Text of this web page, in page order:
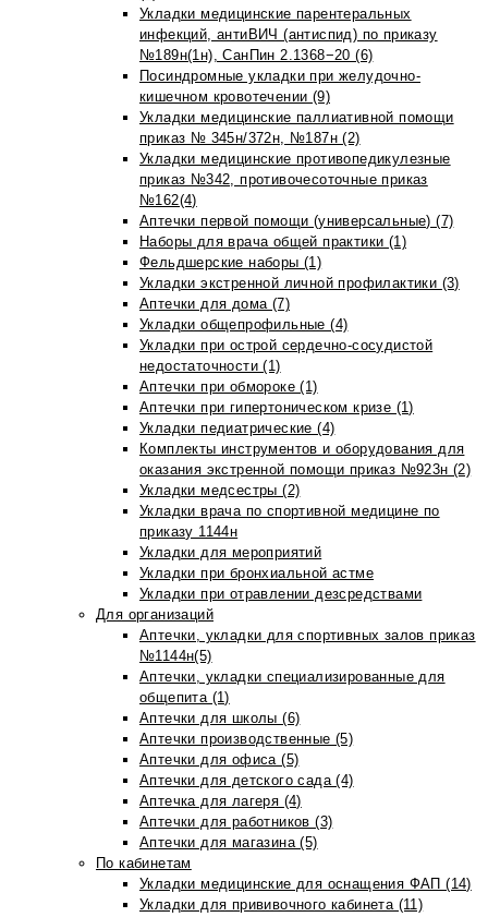
Укладки медицинские парентеральных
инфекций, антиВИЧ (антиспид) по приказу
№189н(1н), СанПин 2.1368−20 (6)
Посиндромные укладки при желудочно-
кишечном кровотечении (9)
Укладки медицинские паллиативной помощи
приказ № 345н/372н, №187н (2)
Укладки медицинские противопедикулезные
приказ №342, противочесоточные приказ
№162(4)
Аптечки первой помощи (универсальные) (7)
Наборы для врача общей практики (1)
Фельдшерские наборы (1)
Укладки экстренной личной профилактики (3)
Аптечки для дома (7)
Укладки общепрофильные (4)
Укладки при острой сердечно-сосудистой
недостаточности (1)
Аптечки при обмороке (1)
Аптечки при гипертоническом кризе (1)
Укладки педиатрические (4)
Комплекты инструментов и оборудования для
оказания экстренной помощи приказ №923н (2)
Укладки медсестры (2)
Укладки врача по спортивной медицине по
приказу 1144н
Укладки для мероприятий
Укладки при бронхиальной астме
Укладки при отравлении дезсредствами
Для организаций
Аптечки, укладки для спортивных залов приказ
№1144н(5)
Аптечки, укладки специализированные для
общепита (1)
Аптечки для школы (6)
Аптечки производственные (5)
Аптечки для офиса (5)
Аптечки для детского сада (4)
Аптечка для лагеря (4)
Аптечки для работников (3)
Аптечки для магазина (5)
По кабинетам
Укладки медицинские для оснащения ФАП (14)
Укладки для прививочного кабинета (11)